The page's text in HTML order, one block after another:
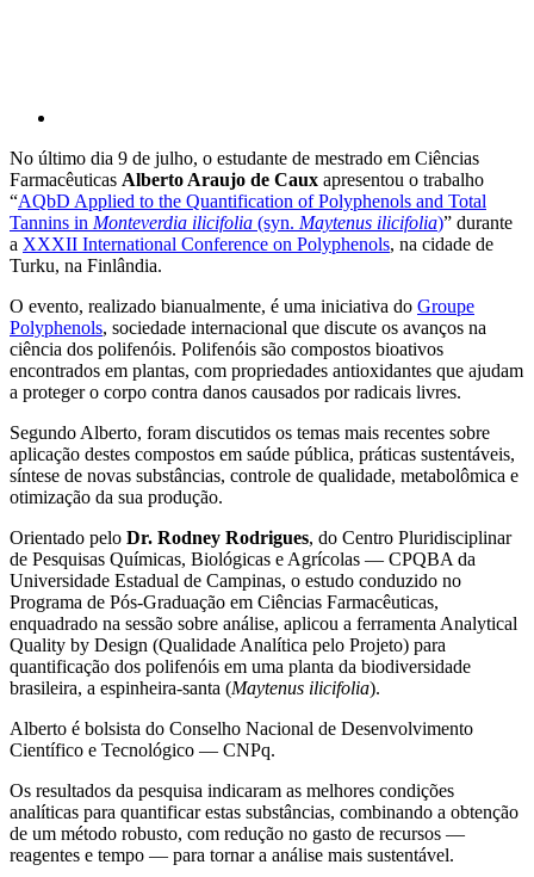
No último dia 9 de julho, o estudante de mestrado em Ciências
Farmacêuticas Alberto Araujo de Caux apresentou o trabalho
“AQbD Applied to the Quantification of Polyphenols and Total
Tannins in Monteverdia ilicifolia (syn. Maytenus ilicifolia)” durante
a XXXII International Conference on Polyphenols, na cidade de
Turku, na Finlândia.
O evento, realizado bianualmente, é uma iniciativa do Groupe
Polyphenols, sociedade internacional que discute os avanços na
ciência dos polifenóis. Polifenóis são compostos bioativos
encontrados em plantas, com propriedades antioxidantes que ajudam
a proteger o corpo contra danos causados por radicais livres.
Segundo Alberto, foram discutidos os temas mais recentes sobre
aplicação destes compostos em saúde pública, práticas sustentáveis,
síntese de novas substâncias, controle de qualidade, metabolômica e
otimização da sua produção.
Orientado pelo Dr. Rodney Rodrigues, do Centro Pluridisciplinar
de Pesquisas Químicas, Biológicas e Agrícolas — CPQBA da
Universidade Estadual de Campinas, o estudo conduzido no
Programa de Pós-Graduação em Ciências Farmacêuticas,
enquadrado na sessão sobre análise, aplicou a ferramenta Analytical
Quality by Design (Qualidade Analítica pelo Projeto) para
quantificação dos polifenóis em uma planta da biodiversidade
brasileira, a espinheira-santa (Maytenus ilicifolia).
Alberto é bolsista do Conselho Nacional de Desenvolvimento
Científico e Tecnológico — CNPq.
Os resultados da pesquisa indicaram as melhores condições
analíticas para quantificar estas substâncias, combinando a obtenção
de um método robusto, com redução no gasto de recursos —
reagentes e tempo — para tornar a análise mais sustentável.